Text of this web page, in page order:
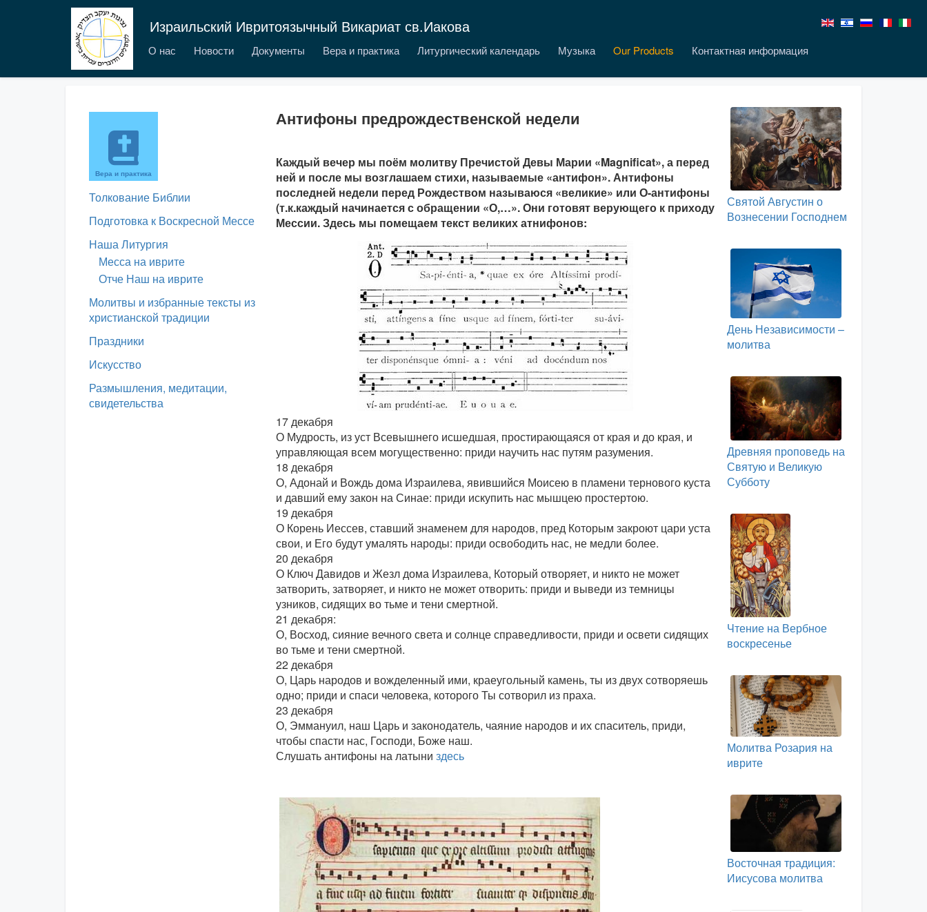
Израильский Ивритоязычный Викариат св.Иакова
О нас Новости Документы Вера и практика Литургический календарь Музыка Our Products Контактная информация
Вера и практика
Толкование Библии
Подготовка к Воскресной Мессе
Наша Литургия
Месса на иврите
Отче Наш на иврите
Молитвы и избранные тексты из
христианской традиции
Праздники
Искусство
Размышления, медитации,
свидетельства
Антифоны предрождественской недели
Каждый вечер мы поём молитву Пречистой Девы Марии «Magnificat», а перед
ней и после мы возглашаем стихи, называемые «антифон». Антифоны
последней недели перед Рождеством называюся «великие» или О-антифоны
(т.к.каждый начинается с обращении «О,…». Они готовят верующего к приходу
Мессии. Здесь мы помещаем текст великих атнифонов:
17 декабря
О Мудрость, из уст Всевышнего исшедшая, простирающаяся от края и до края, и
управляющая всем могущественно: приди научить нас путям разумения.
18 декабря
О, Адонай и Вождь дома Израилева, явившийся Моисею в пламени тернового куста
и давший ему закон на Синае: приди искупить нас мышцею простертою.
19 декабря
О Корень Иессев, ставший знаменем для народов, пред Которым закроют цари уста
свои, и Его будут умалять народы: приди освободить нас, не медли более.
20 декабря
О Ключ Давидов и Жезл дома Израилева, Который отворяет, и никто не может
затворить, затворяет, и никто не может отворить: приди и выведи из темницы
узников, сидящих во тьме и тени смертной.
21 декабря:
О, Восход, сияние вечного света и солнце справедливости, приди и освети сидящих
во тьме и тени смертной.
22 декабря
О, Царь народов и вожделенный ими, краеугольный камень, ты из двух сотворяешь
одно; приди и спаси человека, которого Ты сотворил из праха.
23 декабря
О, Эммануил, наш Царь и законодатель, чаяние народов и их спаситель, приди,
чтобы спасти нас, Господи, Боже наш.
Слушать антифоны на латыни здесь
Святой Августин о
Вознесении Господнем
День Независимости –
молитва
Древняя проповедь на
Святую и Великую
Субботу
Чтение на Вербное
воскресенье
Молитва Розария на
иврите
Восточная традиция:
Иисусова молитва